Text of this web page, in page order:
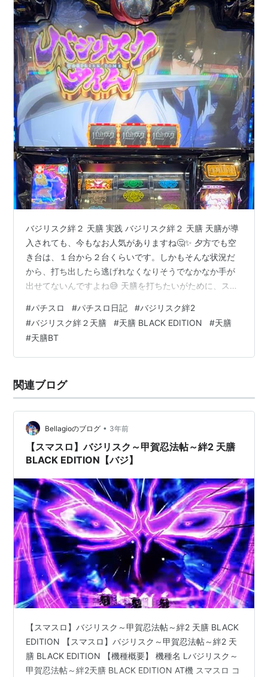
バジリスク絆２ 天膳 実践 バジリスク絆２ 天膳 天膳が導
入されても、今もなお人気がありますね🤔✨ 夕方でも空
き台は、１台から２台くらいです。しかもそんな状況だ
から、打ち出したら逃げれなくなりそうでなかなか手が
出せてないんですよね😅 天膳を打ちたいがために、スル
ところです。 先日、朝から並び天膳を確保！！ その時に
知り合いと打ちました。 自分はというと朝から天井に行
き、５００枚程度で終了して、その後もそこそこBTも何
度か入るが最終的にちょい負けで実戦を終えました。 問
て、少し飲まれた後にまた…
#パチスロ #パチスロ日記 #バジリスク絆2
#バジリスク絆２天膳 #天膳 BLACK EDITION #天膳
#天膳BT
関連ブログ
Bellagioのブログ • 3年前
【スマスロ】バジリスク～甲賀忍法帖～絆2 天膳
BLACK EDITION【バジ】
【スマスロ】バジリスク～甲賀忍法帖～絆2 天膳 BLACK
EDITION 【スマスロ】バジリスク～甲賀忍法帖～絆2 天
膳 BLACK EDITION 【機種概要】 機種名 Lバジリスク～
甲賀忍法帖～絆2天膳 BLACK EDITION AT機 スマスロ コ